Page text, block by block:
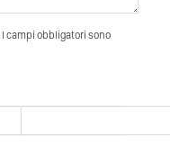
campi obbligatori sono